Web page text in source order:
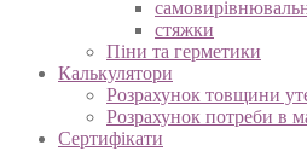
стяжки
Піни та герметики
Калькулятори
Розрахунок товщини
Розрахунок потреби в
Сертифікати